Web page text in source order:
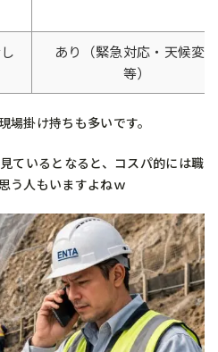
あり（緊急対応・天候変
等）
掛け持ちも多いです。
ているとなると、コスパ的には職
う人もいますよねｗ